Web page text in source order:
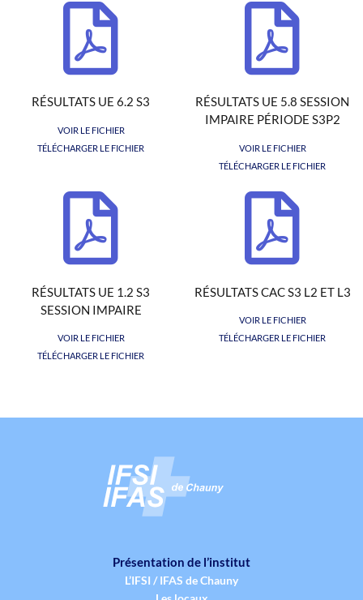
RÉSULTATS UE 6.2 S3
VOIR LE FICHIER
TÉLÉCHARGER LE FICHIER
RÉSULTATS UE 5.8 SESSION
IMPAIRE PÉRIODE S3P2
VOIR LE FICHIER
TÉLÉCHARGER LE FICHIER
RÉSULTATS UE 1.2 S3
SESSION IMPAIRE
VOIR LE FICHIER
TÉLÉCHARGER LE FICHIER
RÉSULTATS CAC S3 L2 ET L3
VOIR LE FICHIER
TÉLÉCHARGER LE FICHIER
Présentation de l’institut
L’IFSI / IFAS de Chauny